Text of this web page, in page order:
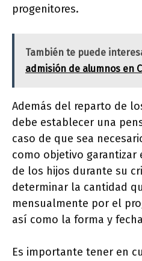
progenitores.
También te puede
admisión de alumnos en
Además del reparto de
debe establecer una
caso de que sea
como objetivo
de los hijos durante su
determinar la cantidad
mensualmente por el
así como la forma y
Es importante tener en